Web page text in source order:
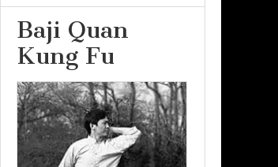
Baji Quan
Kung Fu